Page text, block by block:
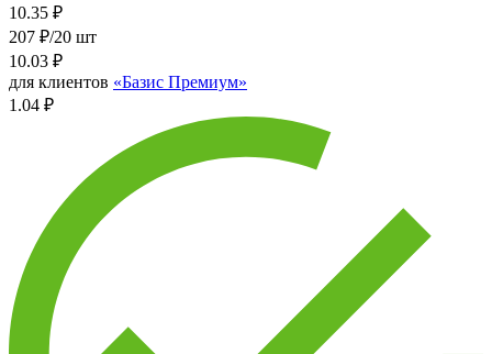
10.35 ₽
207 ₽/20 шт
10.03 ₽
для клиентов «Базис Премиум»
1.04 ₽